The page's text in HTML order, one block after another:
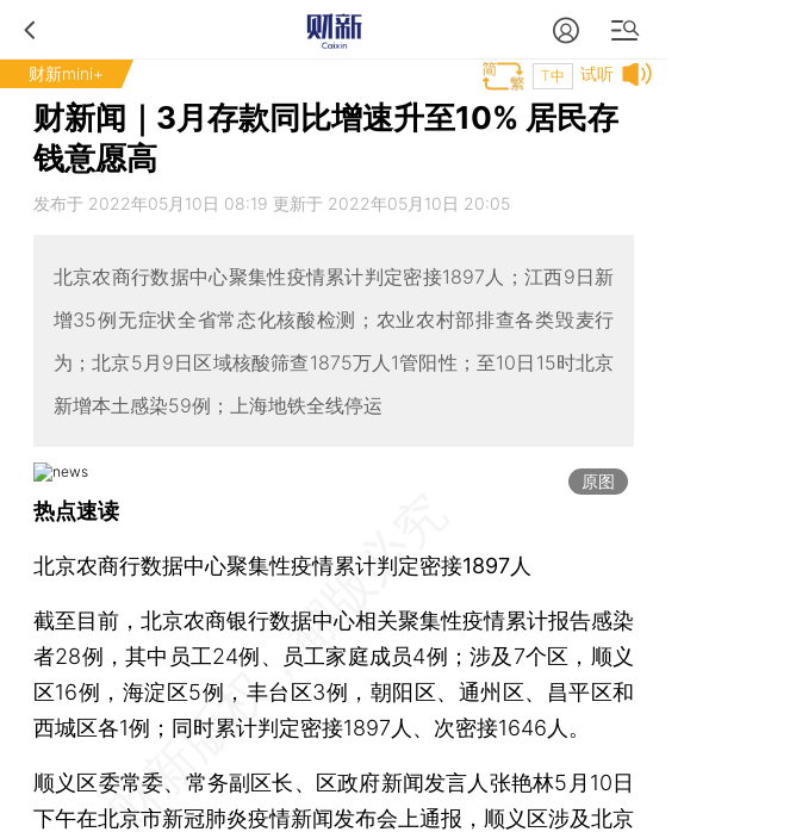
财新mini+ 试听
T中
财新闻｜3月存款同比增速升至10% 居民存
钱意愿高
发布于 2022年05月10日 08:19 更新于 2022年05月10日 20:05
北京农商行数据中心聚集性疫情累计判定密接1897人；江西9日新
增35例无症状全省常态化核酸检测；农业农村部排查各类毁麦行
为；北京5月9日区域核酸筛查1875万人1管阳性；至10日15时北京
新增本土感染59例；上海地铁全线停运
原图
热点速读
北京农商行数据中心聚集性疫情累计判定密接1897人
截至目前，北京农商银行数据中心相关聚集性疫情累计报告感染
者28例，其中员工24例、员工家庭成员4例；涉及7个区，顺义
区16例，海淀区5例，丰台区3例，朝阳区、通州区、昌平区和
西城区各1例；同时累计判定密接1897人、次密接1646人。
顺义区委常委、常务副区长、区政府新闻发言人张艳林5月10日
下午在北京市新冠肺炎疫情新闻发布会上通报，顺义区涉及北京